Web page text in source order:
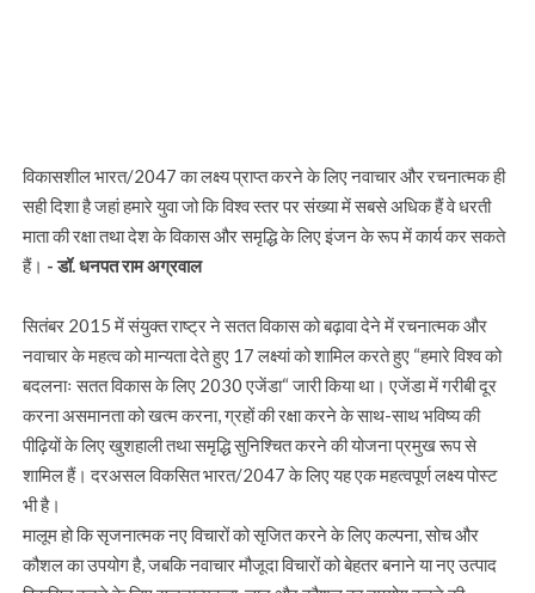
विकासशील भारत/2047 का लक्ष्य प्राप्त करने के लिए नवाचार और रचनात्मक ही
सही दिशा है जहां हमारे युवा जो कि विश्व स्तर पर संख्या में सबसे अधिक हैं वे धरती
माता की रक्षा तथा देश के विकास और समृद्धि के लिए इंजन के रूप में कार्य कर सकते
हैं। - डॉ. धनपत राम अग्रवाल
सितंबर 2015 में संयुक्त राष्ट्र ने सतत विकास को बढ़ावा देने में रचनात्मक और
नवाचार के महत्व को मान्यता देते हुए 17 लक्ष्यां को शामिल करते हुए “हमारे विश्व को
बदलनाः सतत विकास के लिए 2030 एजेंडा“ जारी किया था। एजेंडा में गरीबी दूर
करना असमानता को खत्म करना, ग्रहों की रक्षा करने के साथ-साथ भविष्य की
पीढ़ियों के लिए खुशहाली तथा समृद्धि सुनिश्चित करने की योजना प्रमुख रूप से
शामिल हैं। दरअसल विकसित भारत/2047 के लिए यह एक महत्वपूर्ण लक्ष्य पोस्ट
भी है।
मालूम हो कि सृजनात्मक नए विचारों को सृजित करने के लिए कल्पना, सोच और
कौशल का उपयोग है, जबकि नवाचार मौजूदा विचारों को बेहतर बनाने या नए उत्पाद